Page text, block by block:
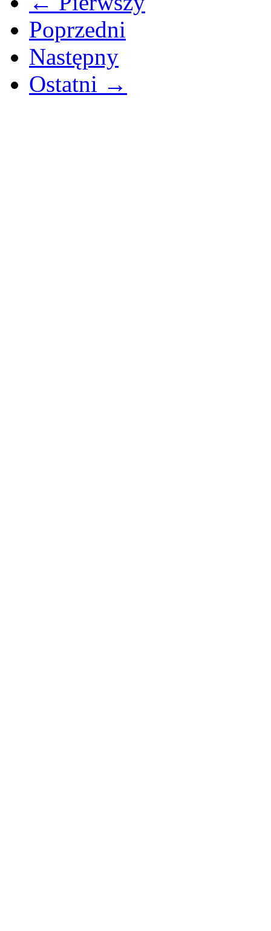
Poprzedni
Następny
Ostatni →